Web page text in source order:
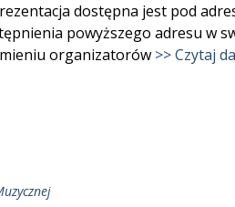
dostępna jest pod
powyższego adresu w
organizatorów >> Czytaj